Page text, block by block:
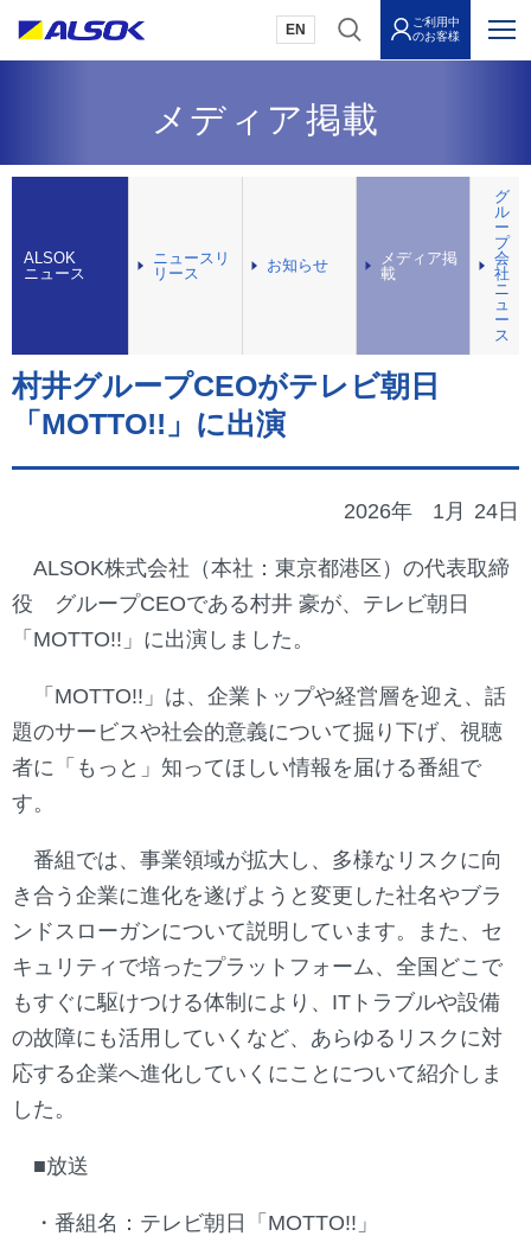
EN
ご利用中
のお客様
メディア掲載
ALSOK
ニュース
ニュースリ
リース
お知らせ
メディア掲
載
グ
ル
ー
プ
会
社
ニ
ュ
ー
ス
村井グループCEOがテレビ朝日
「MOTTO!!」に出演
2026年 1月 24日
ALSOK株式会社（本社：東京都港区）の代表取締
役 グループCEOである村井 豪が、テレビ朝日
「MOTTO!!」に出演しました。
「MOTTO!!」は、企業トップや経営層を迎え、話
題のサービスや社会的意義について掘り下げ、視聴
者に「もっと」知ってほしい情報を届ける番組で
す。
番組では、事業領域が拡大し、多様なリスクに向
き合う企業に進化を遂げようと変更した社名やブラ
ンドスローガンについて説明しています。また、セ
キュリティで培ったプラットフォーム、全国どこで
もすぐに駆けつける体制により、ITトラブルや設備
の故障にも活用していくなど、あらゆるリスクに対
応する企業へ進化していくにことについて紹介しま
した。
■放送
・番組名：テレビ朝日「MOTTO!!」